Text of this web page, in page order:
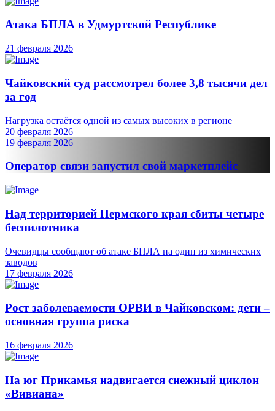
Атака БПЛА в Удмуртской Республике
21 февраля 2026
Чайковский суд рассмотрел более 3,8 тысячи дел
за год
Нагрузка остаётся одной из самых высоких в регионе
20 февраля 2026
19 февраля 2026
Оператор связи запустил свой маркетплейс
Над территорией Пермского края сбиты четыре
беспилотника
Очевидцы сообщают об атаке БПЛА на один из химических
заводов
17 февраля 2026
Рост заболеваемости ОРВИ в Чайковском: дети –
основная группа риска
16 февраля 2026
На юг Прикамья надвигается снежный циклон
«Вивиана»